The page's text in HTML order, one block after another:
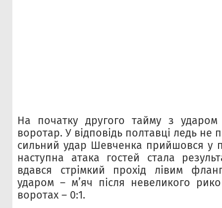
На початку другого тайму з
воротар. У відповідь полтавці ледь не
сильний удар Шевченка прийшовся у
наступна атака гостей стала
вдався стрімкий прохід лівим
ударом – м’яч після невеликого
воротах – 0:1.